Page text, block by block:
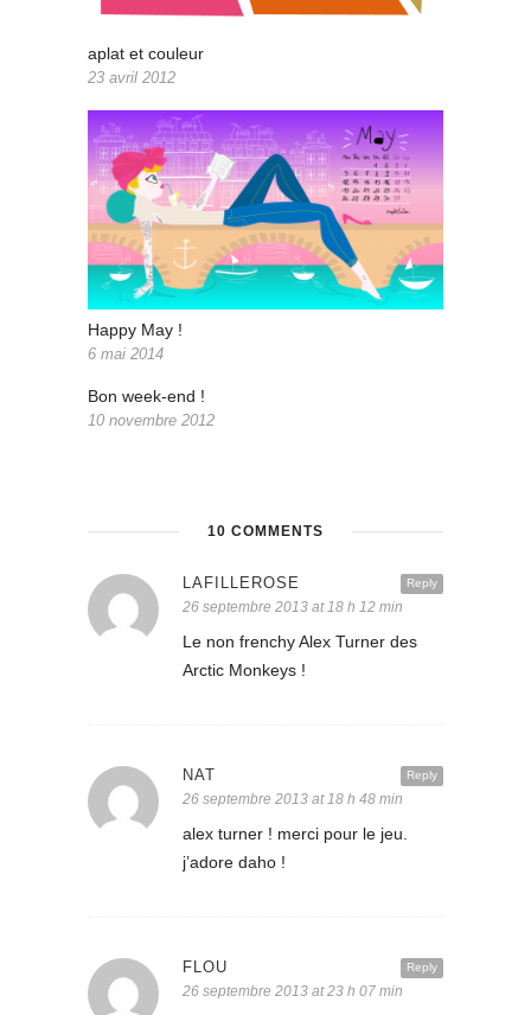
aplat et couleur
23 avril 2012
Happy May !
6 mai 2014
Bon week-end !
10 novembre 2012
10 COMMENTS
Reply
LAFILLEROSE
26 septembre 2013 at 18 h 12 min
Le non frenchy Alex Turner des
Arctic Monkeys !
Reply
NAT
26 septembre 2013 at 18 h 48 min
alex turner ! merci pour le jeu.
j’adore daho !
Reply
FLOU
26 septembre 2013 at 23 h 07 min